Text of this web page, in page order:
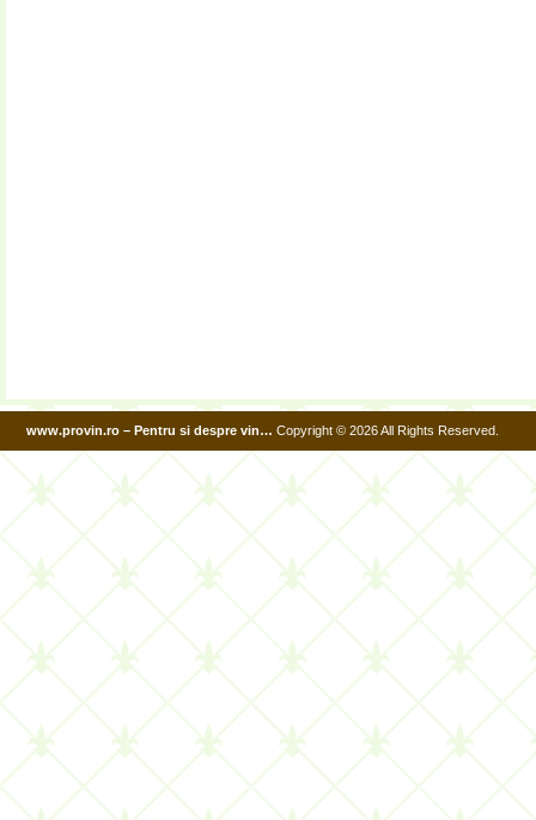
www.provin.ro – Pentru si despre vin… Copyright © 2026 All Rights Reserved.